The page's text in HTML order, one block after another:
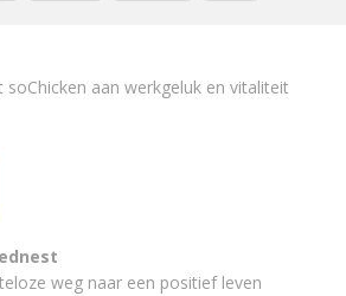
aan werkgeluk en vitaliteit
weg naar een positief leven